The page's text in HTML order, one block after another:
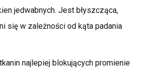
jedwabnych. Jest błyszcząca,
się w zależności od kąta padania
najlepiej blokujących promienie